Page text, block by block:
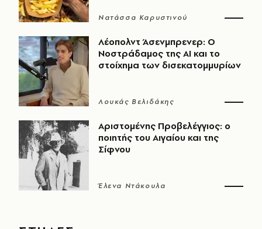
Νατάσσα Καρυστινού
Λέοπολντ Άσενμπρενερ: Ο
Νοστράδαμος της AI και το
στοίχημα των δισεκατομμυρίων
Λουκάς Βελιδάκης
Αριστομένης Προβελέγγιος: ο
ποιητής του Αιγαίου και της
Σίφνου
Έλενα Ντάκουλα